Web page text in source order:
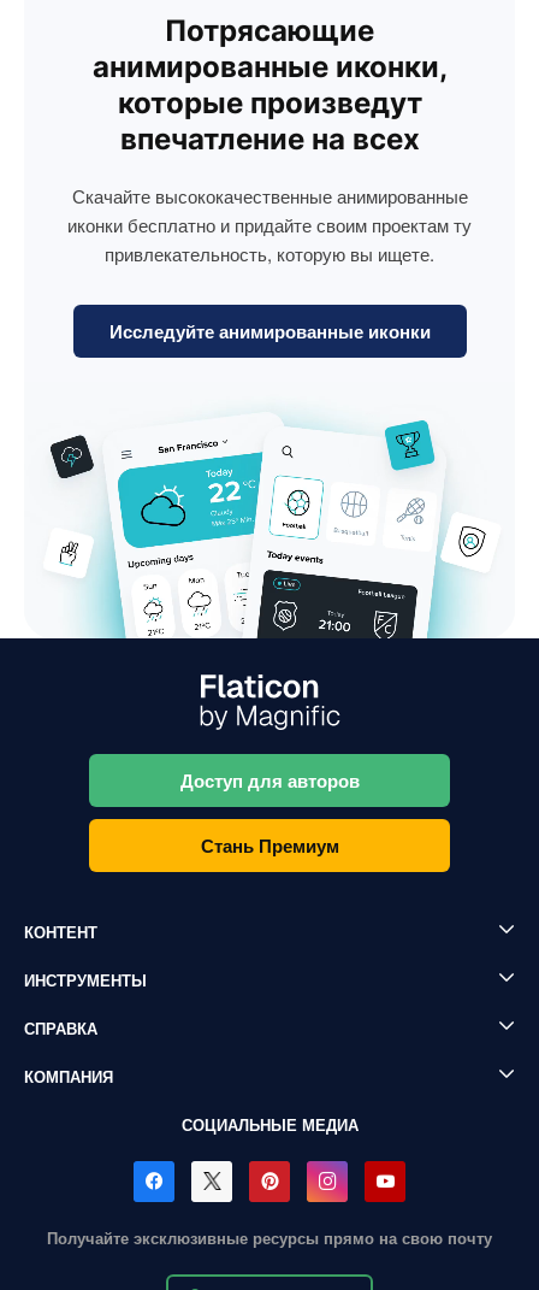
Потрясающие
анимированные иконки,
которые произведут
впечатление на всех
Скачайте высококачественные анимированные
иконки бесплатно и придайте своим проектам ту
привлекательность, которую вы ищете.
Исследуйте анимированные иконки
Доступ для авторов
Стань Премиум
КОНТЕНТ
ИНСТРУМЕНТЫ
СПРАВКА
КОМПАНИЯ
СОЦИАЛЬНЫЕ МЕДИА
Получайте эксклюзивные ресурсы прямо на свою почту